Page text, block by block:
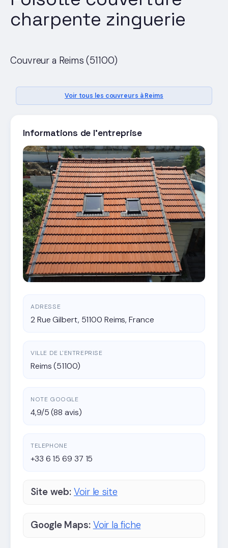
charpente zinguerie
Couvreur a Reims (51100)
Voir tous les couvreurs à Reims
Informations de l'entreprise
ADRESSE
2 Rue Gilbert, 51100 Reims, France
VILLE DE L'ENTREPRISE
Reims (51100)
NOTE GOOGLE
4,9/5 (88 avis)
TELEPHONE
+33 6 15 69 37 15
Site web: Voir le site
Google Maps: Voir la fiche